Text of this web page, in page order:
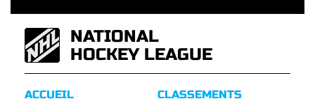
NATIONAL
HOCKEY LEAGUE
ACCUEIL
CLASSEMENTS